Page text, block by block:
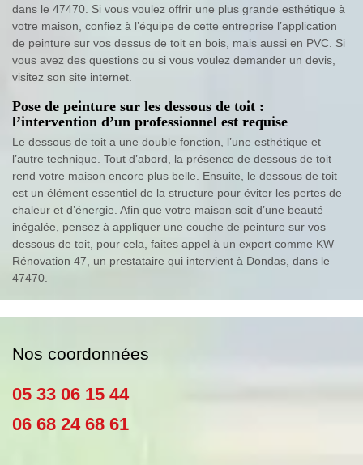
dans le 47470. Si vous voulez offrir une plus grande esthétique à
votre maison, confiez à l’équipe de cette entreprise l’application
de peinture sur vos dessus de toit en bois, mais aussi en PVC. Si
vous avez des questions ou si vous voulez demander un devis,
visitez son site internet.
Pose de peinture sur les dessous de toit :
l’intervention d’un professionnel est requise
Le dessous de toit a une double fonction, l’une esthétique et
l’autre technique. Tout d’abord, la présence de dessous de toit
rend votre maison encore plus belle. Ensuite, le dessous de toit
est un élément essentiel de la structure pour éviter les pertes de
chaleur et d’énergie. Afin que votre maison soit d’une beauté
inégalée, pensez à appliquer une couche de peinture sur vos
dessous de toit, pour cela, faites appel à un expert comme KW
Rénovation 47, un prestataire qui intervient à Dondas, dans le
47470.
Nos coordonnées
05 33 06 15 44
06 68 24 68 61